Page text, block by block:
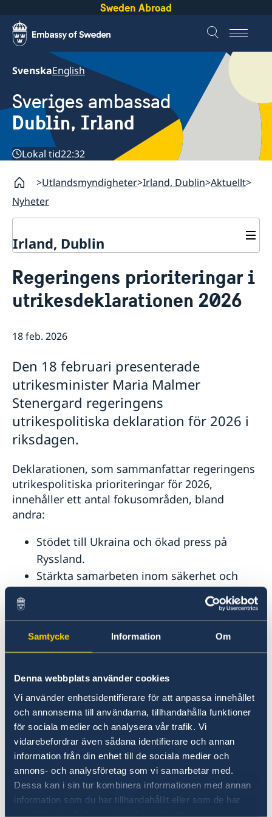
Samtycke Information Om
Denna webbplats använder cookies
Vi använder enhetsidentifierare för att anpassa innehållet
och annonserna till användarna, tillhandahålla funktioner
för sociala medier och analysera vår trafik. Vi
vidarebefordrar även sådana identifierare och annan
information från din enhet till de sociala medier och
annons- och analysföretag som vi samarbetar med.
Dessa kan i sin tur kombinera informationen med annan
information som du har tillhandahållit eller som de har
samlat in när du har använt deras tjänster.
Sweden Abroad
SvenskaEnglish
Sveriges ambassad
Dublin, Irland
Lokal tid22:32
Utlandsmyndigheter Irland, Dublin Aktuellt
Nyheter
Irland, Dublin
Om oss
Ambassadens personal
Så stöttar vi svenska företag
Team Sweden
Svenska företag i Irland
Anmäl handelshinder
Nyheter
Nationaldagsfirande på ambassaden 8/6
Kalendarium
Lediga tjänster
Welcome Sweden-program
Regeringens prioriteringar i
utrikesdeklarationen 2026
18 feb. 2026
Den 18 februari presenterade
utrikesminister Maria Malmer
Stenergard regeringens
utrikespolitiska deklaration för 2026 i
riksdagen.
Deklarationen, som sammanfattar regeringens
utrikespolitiska prioriteringar för 2026,
innehåller ett antal fokusområden, bland
andra:
Stödet till Ukraina och ökad press på
Ryssland.
Stärkta samarbeten inom säkerhet och
Jämställdhet och kvinnors egenmakt.
– Vi har valt att värna Sveriges och svenskars
säkerhet. Sveriges medlemskap i Nato gör vårt
tid, säger utrikesminister Maria Malmer
Stenergard.
Läs pressmeddelandet om utrikesdeklarationen
på regeringen.se.
Läs hela utrikesdeklarationen på regeringen.se.